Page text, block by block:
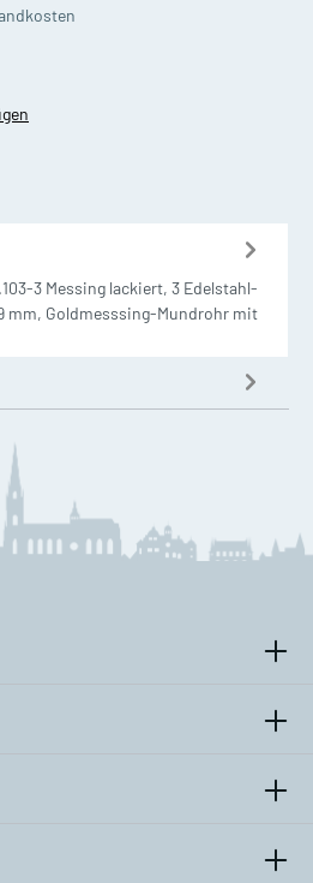
3 Messing lackiert, 3 Edelstahl-
mm, Goldmesssing-Mundrohr mit